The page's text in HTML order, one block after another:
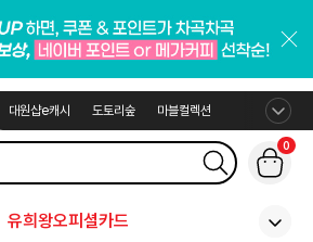
대원샵e캐시 도토리숲 마블컬렉션
0
유희왕오피셜카드